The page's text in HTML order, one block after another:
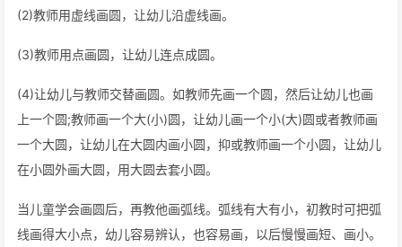
(2)教师用虚线画圆，让幼儿沿虚线画。
(3)教师用点画圆，让幼儿连点成圆。
(4)让幼儿与教师交替画圆。如教师先画一个圆，然后让幼儿也画
上一个圆;教师画一个大(小)圆，让幼儿画一个小(大)圆或者教师画
一个大圆，让幼儿在大圆内画小圆，抑或教师画一个小圆，让幼儿
在小圆外画大圆，用大圆去套小圆。
当儿童学会画圆后，再教他画弧线。弧线有大有小，初教时可把弧
线画得大小点，幼儿容易辨认，也容易画，以后慢慢画短、画小。